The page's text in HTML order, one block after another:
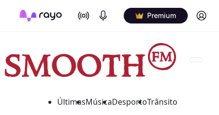
On Air Podcasts Premium Log in
ÚltimasMúsicaDesportoTrânsito